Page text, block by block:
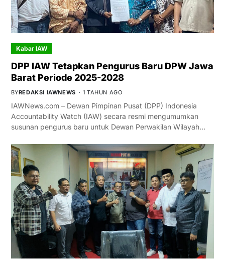
Kabar IAW
DPP IAW Tetapkan Pengurus Baru DPW Jawa
Barat Periode 2025-2028
BYREDAKSI IAWNEWS 1 TAHUN AGO
IAWNews.com – Dewan Pimpinan Pusat (DPP) Indonesia
Accountability Watch (IAW) secara resmi mengumumkan
susunan pengurus baru untuk Dewan Perwakilan Wilayah…